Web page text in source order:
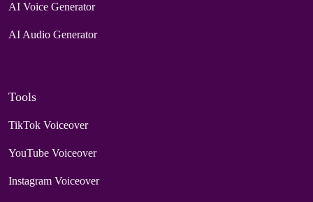
AI Voice Generator
AI Audio Generator
Tools
TikTok Voiceover
YouTube Voiceover
Instagram Voiceover